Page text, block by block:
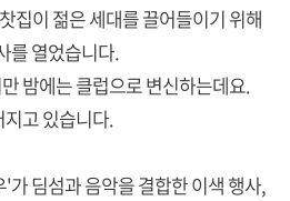
집이 젊은 세대를 끌어들이기 위해
를 열었습니다.
밤에는 클럽으로 변신하는데요.
고 있습니다.
딤섬과 음악을 결합한 이색 행사,